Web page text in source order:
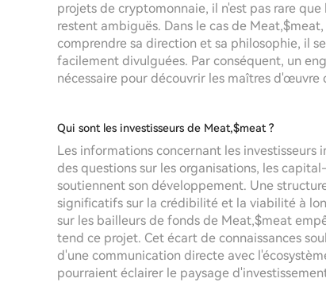
projets de cryptomonnaie, il n'est pas rare
restent ambiguës. Dans le cas de
comprendre sa direction et sa philosophie, il
facilement divulguées. Par conséquent, un
nécessaire pour découvrir les maîtres
Qui sont les investisseurs de Meat,$meat ?
Les informations concernant les
des questions sur les organisations, les
soutiennent son développement. Une
significatifs sur la crédibilité et la viabilité à
sur les bailleurs de fonds de Meat,$meat
tend ce projet. Cet écart de connaissances
d'une communication directe avec
pourraient éclairer le paysage